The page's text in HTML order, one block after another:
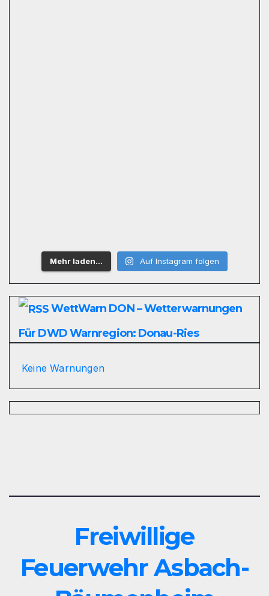
Mehr laden… Auf Instagram folgen
WettWarn DON – Wetterwarnungen
Für DWD Warnregion: Donau-Ries
Keine Warnungen
Freiwillige
Feuerwehr Asbach-